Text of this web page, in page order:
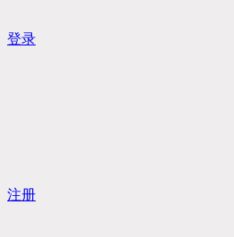
登录
注册